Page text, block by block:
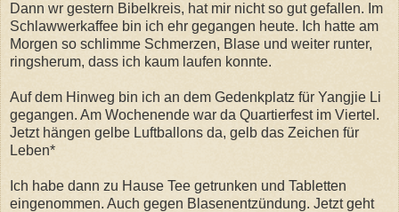
Dann wr gestern Bibelkreis, hat mir nicht so gut gefallen. Im
Schlawwerkaffee bin ich ehr gegangen heute. Ich hatte am
Morgen so schlimme Schmerzen, Blase und weiter runter,
ringsherum, dass ich kaum laufen konnte.
Auf dem Hinweg bin ich an dem Gedenkplatz für Yangjie Li
gegangen. Am Wochenende war da Quartierfest im Viertel.
Jetzt hängen gelbe Luftballons da, gelb das Zeichen für
Leben*
Ich habe dann zu Hause Tee getrunken und Tabletten
eingenommen. Auch gegen Blasenentzündung. Jetzt geht